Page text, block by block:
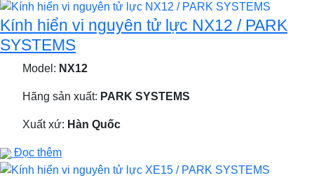
Kính hiển vi nguyên tử lực NX12 / PARK
SYSTEMS
Model: NX12
Hãng sản xuất: PARK SYSTEMS
Xuất xứ: Hàn Quốc
Đọc thêm